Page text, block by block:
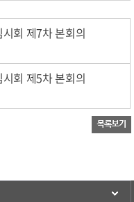
회 제7차 본회의
회 제5차 본회의